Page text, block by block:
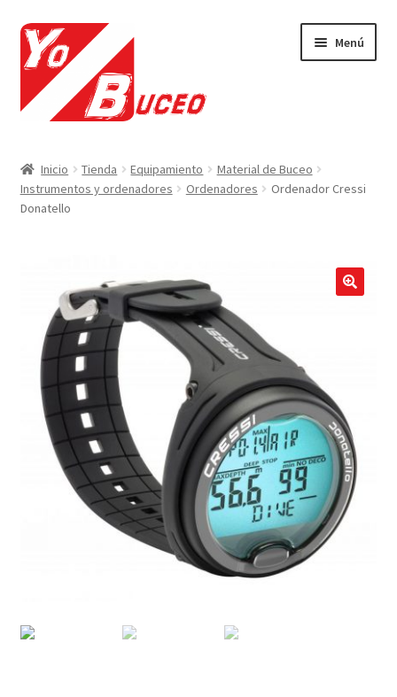
Ir
navegación
Ir
al
contenido
Menú
EQUIPAMIENTO
OFERTAS LAST MINUTE
SEGUROS DE BUCEO
MI CUENTA
WEB YOBUCEO
Inicio Tienda Equipamiento
Material de Buceo
Instrumentos y ordenadores
Ordenadores
Ordenador Cressi
Donatello